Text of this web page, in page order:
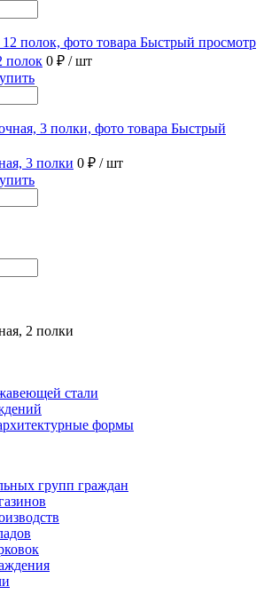
Быстрый просмотр
полок 0 ₽ / шт
Быстрый
3 полки 0 ₽ / шт
2 полки
стали
формы
групп граждан